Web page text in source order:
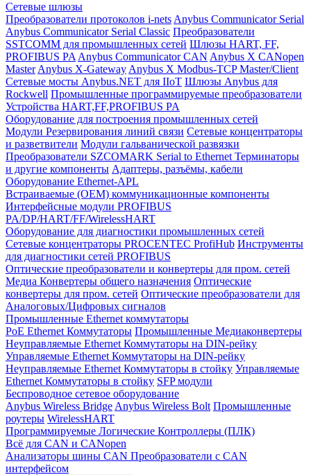
Сетевые шлюзы
Преобразователи протоколов i-nets Anybus Communicator Serial
Anybus Communicator Serial Classic Преобразователи
SSTCOMM для промышленных сетей Шлюзы HART, FF,
PROFIBUS PA Anybus Communicator CAN Anybus X CANopen
Master Anybus X-Gateway Anybus X Modbus-TCP Master/Client
Сетевые мосты Anybus.NET для IIoT Шлюзы Anybus для
Rockwell Промышленные программируемые преобразователи
Устройства HART,FF,PROFIBUS PA
Оборудование для построения промышленных сетей
Модули Резервирования линий связи Сетевые концентраторы
и разветвители Модули гальванической развязки
Преобразователи SZCOMARK Serial to Ethernet Терминаторы
и другие компоненты Адаптеры, разъёмы, кабели
Оборудование Ethernet-APL
Встраиваемые (OEM) коммуникационные компоненты
Интерфейсные модули PROFIBUS
PA/DP/HART/FF/WirelessHART
Оборудование для диагностики промышленных сетей
Сетевые концентраторы PROCENTEC ProfiHub Инструменты
для диагностики сетей PROFIBUS
Оптические преобразователи и конвертеры для пром. сетей
Медиа Конвертеры общего назначения Оптические
конвертеры для пром. сетей Оптические преобразователи для
Аналоговых/Цифровых сигналов
Промышленные Ethernet коммутаторы
PoE Ethernet Коммутаторы Промышленные Медиаконвертеры
Неуправляемые Ethernet Коммутаторы на DIN-рейку
Управляемые Ethernet Коммутаторы на DIN-рейку
Неуправляемые Ethernet Коммутаторы в стойку Управляемые
Ethernet Коммутаторы в стойку SFP модули
Беспроводное сетевое оборудование
Anybus Wireless Bridge Anybus Wireless Bolt Промышленные
роутеры WirelessHART
Программируемые Логические Контроллеры (ПЛК)
Всё для CAN и CANopen
Анализаторы шины CAN Преобразователи с CAN
интерфейсом